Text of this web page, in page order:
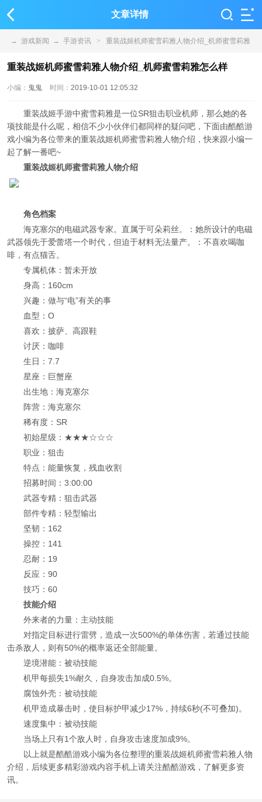
文章详情
→ 游戏新闻 → 手游资讯 > 重装战姬机师蜜雪莉雅人物介绍_机师蜜雪莉雅
怎么样
重装战姬机师蜜雪莉雅人物介绍_机师蜜雪莉雅怎么样
小编： 鬼鬼 时间： 2019-10-01 12:05:32
重装战姬手游中蜜雪莉雅是一位SR狙击职业机师，那么她的各
项技能是什么呢，相信不少小伙伴们都同样的疑问吧，下面由酷酷游
戏小编为各位带来的重装战姬机师蜜雪莉雅人物介绍，快来跟小编一
起了解一番吧~
重装战姬机师蜜雪莉雅人物介绍
角色档案
海克塞尔的电磁武器专家。直属于可朵莉丝。：她所设计的电磁
武器领先于爱蕾塔一个时代，但迫于材料无法量产。：不喜欢喝咖
啡，有点猫舌。
专属机体：暂未开放
身高：160cm
兴趣：做与“电”有关的事
血型：O
喜欢：披萨、高跟鞋
讨厌：咖啡
生日：7.7
星座：巨蟹座
出生地：海克塞尔
阵营：海克塞尔
稀有度：SR
初始星级：★★★☆☆☆
职业：狙击
特点：能量恢复，残血收割
招募时间：3:00:00
武器专精：狙击武器
部件专精：轻型输出
坚韧：162
操控：141
忍耐：19
反应：90
技巧：60
技能介绍
外来者的力量：主动技能
对指定目标进行雷劈，造成一次500%的单体伤害，若通过技能
击杀敌人，则有50%的概率返还全部能量。
逆境潜能：被动技能
机甲每损失1%耐久，自身攻击加成0.5%。
腐蚀外壳：被动技能
机甲造成暴击时，使目标护甲减少17%，持续6秒(不可叠加)。
速度集中：被动技能
当场上只有1个敌人时，自身攻击速度加成9%。
以上就是酷酷游戏小编为各位整理的重装战姬机师蜜雪莉雅人物
介绍，后续更多精彩游戏内容手机上请关注酷酷游戏，了解更多资
讯。